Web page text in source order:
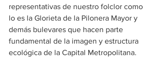
representativas de nuestro folclor como
lo es la Glorieta de la Pilonera Mayor y
demás bulevares que hacen parte
fundamental de la imagen y estructura
ecológica de la Capital Metropolitana.